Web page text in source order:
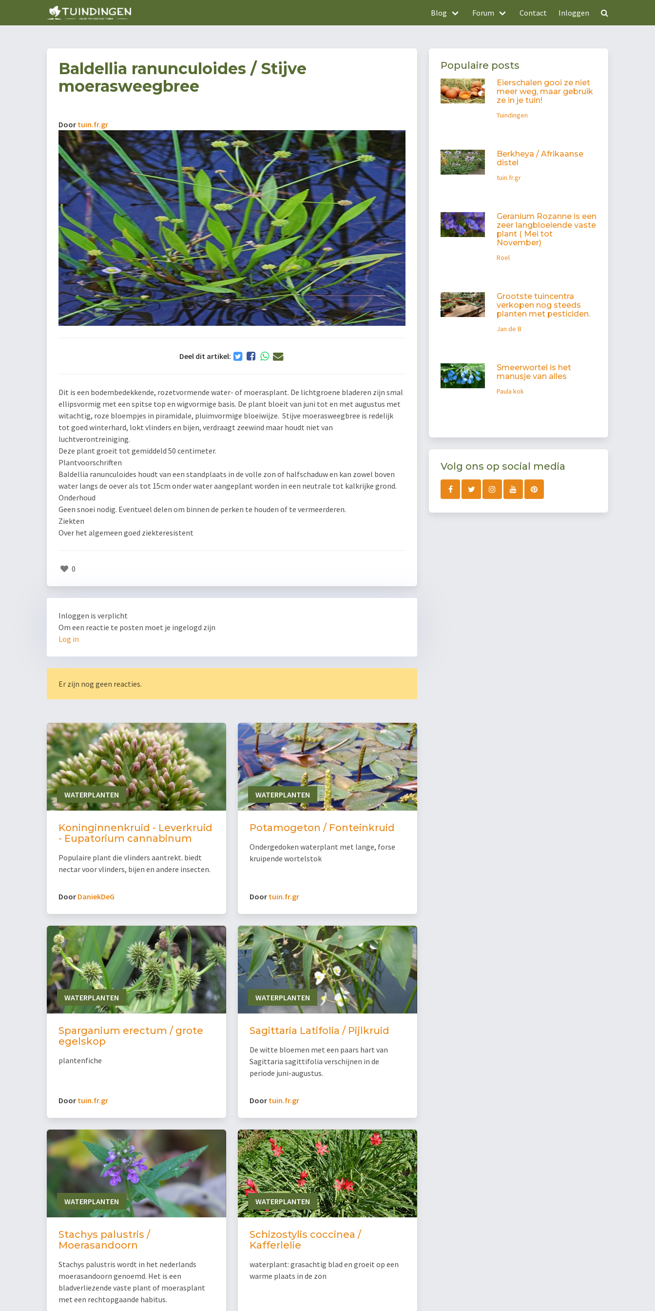
Blog Forum Contact Inloggen
Baldellia ranunculoides / Stijve
moerasweegbree
Door tuin.fr.gr
Deel dit artikel:
Dit is een bodembedekkende, rozetvormende water- of moerasplant. De lichtgroene bladeren zijn smal
ellipsvormig met een spitse top en wigvormige basis. De plant bloeit van juni tot en met augustus met
witachtig, roze bloempjes in piramidale, pluimvormige bloeiwijze. Stijve moerasweegbree is redelijk
tot goed winterhard, lokt vlinders en bijen, verdraagt zeewind maar houdt niet van
luchtverontreiniging.
Deze plant groeit tot gemiddeld 50 centimeter.
Plantvoorschriften
Baldellia ranunculoides houdt van een standplaats in de volle zon of halfschaduw en kan zowel boven
water langs de oever als tot 15cm onder water aangeplant worden in een neutrale tot kalkrijke grond.
Onderhoud
Geen snoei nodig. Eventueel delen om binnen de perken te houden of te vermeerderen.
Ziekten
Over het algemeen goed ziekteresistent
0
Inloggen is verplicht
Om een reactie te posten moet je ingelogd zijn
Log in
Er zijn nog geen reacties.
WATERPLANTEN
Koninginnenkruid - Leverkruid
- Eupatorium cannabinum
Populaire plant die vlinders aantrekt. biedt
nectar voor vlinders, bijen en andere insecten.
Door DaniekDeG
WATERPLANTEN
Potamogeton / Fonteinkruid
Ondergedoken waterplant met lange, forse
kruipende wortelstok
Door tuin.fr.gr
WATERPLANTEN
Sparganium erectum / grote
egelskop
plantenfiche
Door tuin.fr.gr
WATERPLANTEN
Sagittaria Latifolia / Pijlkruid
De witte bloemen met een paars hart van
Sagittaria sagittifolia verschijnen in de
periode juni-augustus.
Door tuin.fr.gr
WATERPLANTEN
Stachys palustris /
Moerasandoorn
Stachys palustris wordt in het nederlands
moerasandoorn genoemd. Het is een
bladverliezende vaste plant of moerasplant
met een rechtopgaande habitus.
WATERPLANTEN
Schizostylis coccinea /
Kafferlelie
waterplant: grasachtig blad en groeit op een
warme plaats in de zon
Populaire posts
Eierschalen gooi ze niet
meer weg, maar gebruik
ze in je tuin!
Tuindingen
Berkheya / Afrikaanse
distel
tuin.fr.gr
Geranium Rozanne is een
zeer langbloeiende vaste
plant ( Mei tot
November)
Roel
Grootste tuincentra
verkopen nog steeds
planten met pesticiden.
Jan de B
Smeerwortel is het
manusje van alles
Paula kok
Volg ons op social media